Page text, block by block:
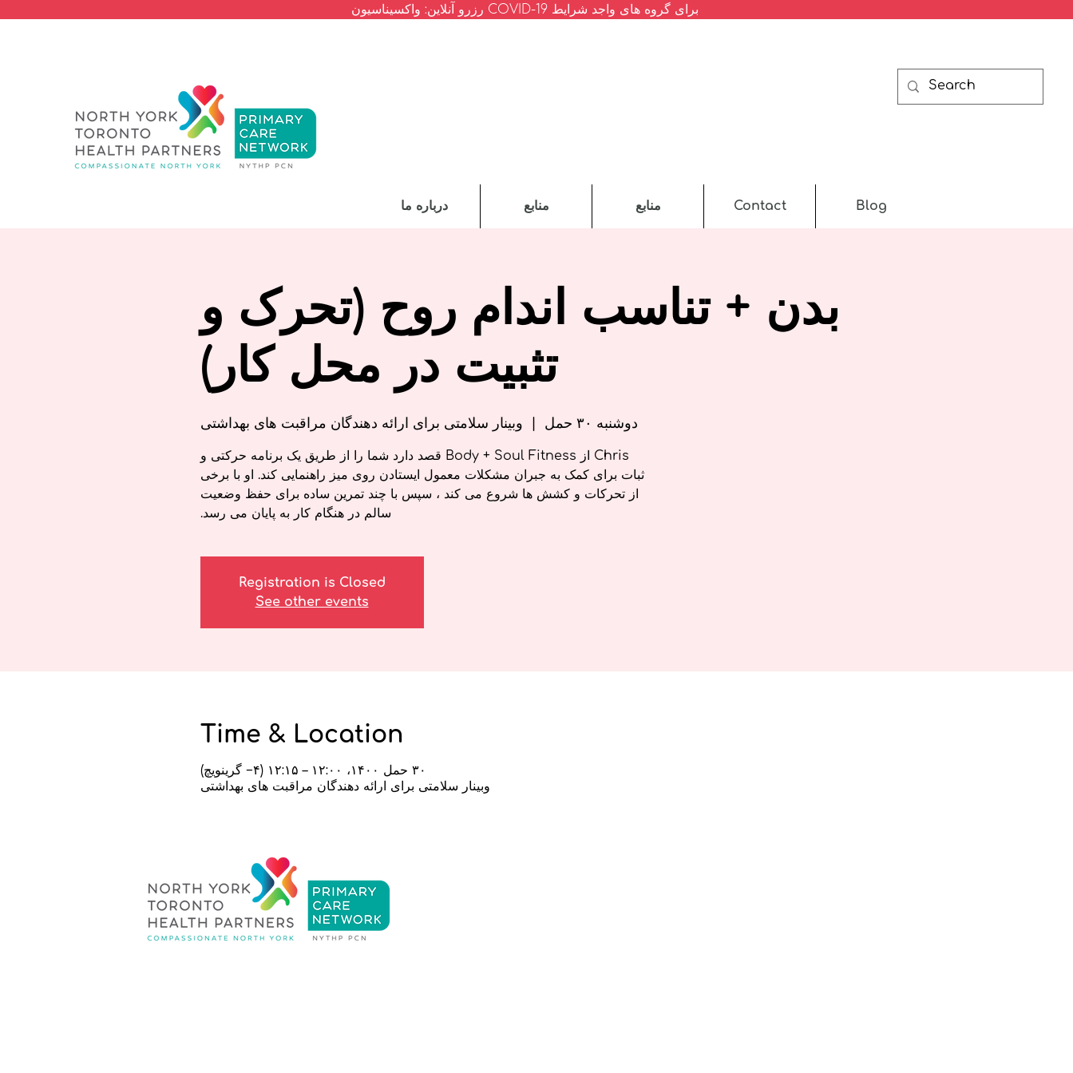
رزرو آنلاین: واکسیناسیون COVID-19 برای گروه های واجد شرایط
درباره ما منابع منابع Contact Blog
بدن + تناسب اندام روح (تحرک و
تثبیت در محل کار)
دوشنبه ۳۰ حمل وبینار سلامتی برای ارائه دهندگان مراقبت های بهداشتی
Chris از Body + Soul Fitness قصد دارد شما را از طریق یک برنامه حرکتی و
ثبات برای کمک به جبران مشکلات معمول ایستادن روی میز راهنمایی کند. او با برخی
از تحرکات و کشش ها شروع می کند ، سپس با چند تمرین ساده برای حفظ وضعیت
سالم در هنگام کار به پایان می رسد.
Registration is Closed
See other events
Time & Location
۳۰ حمل ۱۴۰۰، ۱۲:۰۰ – ۱۲:۱۵ (‎−۴ گرینویچ)
وبینار سلامتی برای ارائه دهندگان مراقبت های بهداشتی